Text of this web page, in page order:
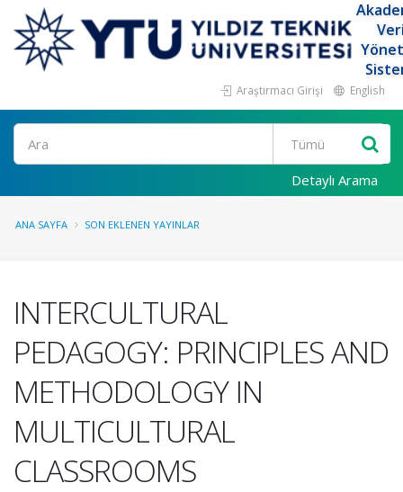
Araştırmacı Girişi English
Ara
Detaylı Arama
ANA SAYFA SON EKLENEN YAYINLAR
INTERCULTURAL
PEDAGOGY: PRINCIPLES AND
METHODOLOGY IN
MULTICULTURAL
CLASSROOMS